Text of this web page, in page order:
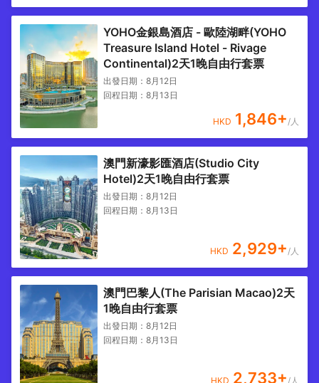
YOHO金銀島酒店 - 歐陸湖畔(YOHO
Treasure Island Hotel - Rivage
Continental)2天1晚自由行套票
出發日期： 8月12日
回程日期： 8月13日
HKD 1,846+ /人
澳門新濠影匯酒店(Studio City
Hotel)2天1晚自由行套票
出發日期： 8月12日
回程日期： 8月13日
HKD 2,929+ /人
澳門巴黎人(The Parisian Macao)2天
1晚自由行套票
出發日期： 8月12日
回程日期： 8月13日
HKD 2,733+ /人